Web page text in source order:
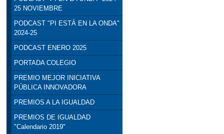
25 NOVIEMBRE
PODCAST "PI ESTÁ EN LA ONDA"
2024-25
PODCAST ENERO 2025
PORTADA COLEGIO
PREMIO MEJOR INICIATIVA
PÚBLICA INNOVADORA
PREMIOS A LA IGUALDAD
PREMIOS DE IGUALDAD
"Calendario 2019"